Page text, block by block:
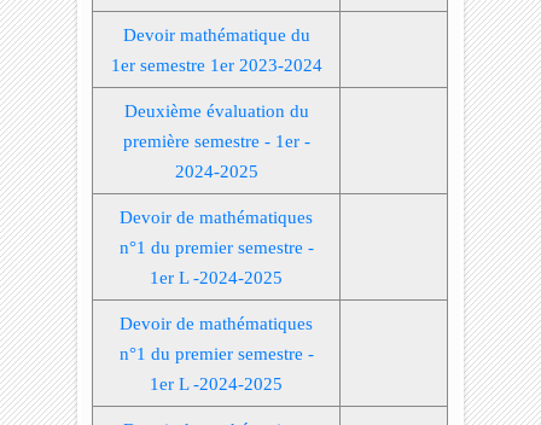
Devoir mathématique du
1er semestre 1er 2023-2024
Deuxième évaluation du
première semestre - 1er -
2024-2025
Devoir de mathématiques
n°1 du premier semestre -
1er L -2024-2025
Devoir de mathématiques
n°1 du premier semestre -
1er L -2024-2025